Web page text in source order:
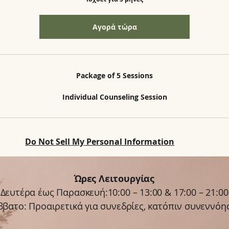
Αγορά τώρα
Package of 5 Sessions
Individual Counseling Session
Do Not Sell My Personal Information
​Ώρες Λειτουργίας
Δευτέρα έως Παρασκευή:10:00 – 13:00 & 17:00 – 21:00
Προαιρετικά για συνεδρίες, κατόπιν